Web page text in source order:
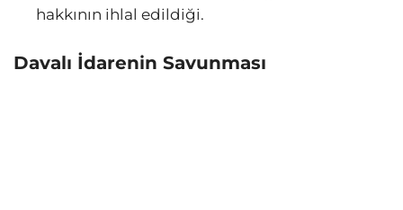
hakkının ihlal edildiği.
Davalı İdarenin Savunması